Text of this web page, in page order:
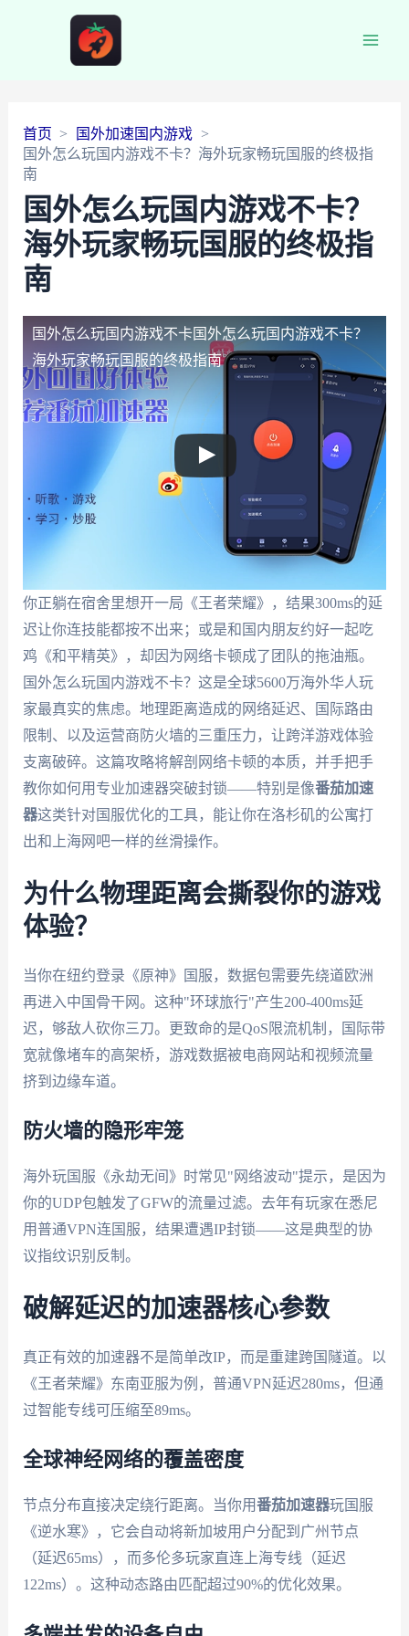
首页
国外加速国内游戏
国外怎么玩国内游戏不卡？海外玩家畅玩国服的终极指
南
国外怎么玩国内游戏不卡？
海外玩家畅玩国服的终极指
南
国外怎么玩国内游戏不卡国外怎么玩国内游戏不卡？
海外玩家畅玩国服的终极指南
你正躺在宿舍里想开一局《王者荣耀》，结果300ms的延
迟让你连技能都按不出来；或是和国内朋友约好一起吃
鸡《和平精英》，却因为网络卡顿成了团队的拖油瓶。
国外怎么玩国内游戏不卡？这是全球5600万海外华人玩
家最真实的焦虑。地理距离造成的网络延迟、国际路由
限制、以及运营商防火墙的三重压力，让跨洋游戏体验
支离破碎。这篇攻略将解剖网络卡顿的本质，并手把手
教你如何用专业加速器突破封锁——特别是像番茄加速
器这类针对国服优化的工具，能让你在洛杉矶的公寓打
出和上海网吧一样的丝滑操作。
为什么物理距离会撕裂你的游戏
体验？
当你在纽约登录《原神》国服，数据包需要先绕道欧洲
再进入中国骨干网。这种"环球旅行"产生200-400ms延
迟，够敌人砍你三刀。更致命的是QoS限流机制，国际带
宽就像堵车的高架桥，游戏数据被电商网站和视频流量
挤到边缘车道。
防火墙的隐形牢笼
海外玩国服《永劫无间》时常见"网络波动"提示，是因为
你的UDP包触发了GFW的流量过滤。去年有玩家在悉尼
用普通VPN连国服，结果遭遇IP封锁——这是典型的协
议指纹识别反制。
破解延迟的加速器核心参数
真正有效的加速器不是简单改IP，而是重建跨国隧道。以
《王者荣耀》东南亚服为例，普通VPN延迟280ms，但通
过智能专线可压缩至89ms。
全球神经网络的覆盖密度
节点分布直接决定绕行距离。当你用番茄加速器玩国服
《逆水寒》，它会自动将新加坡用户分配到广州节点
（延迟65ms），而多伦多玩家直连上海专线（延迟
122ms）。这种动态路由匹配超过90%的优化效果。